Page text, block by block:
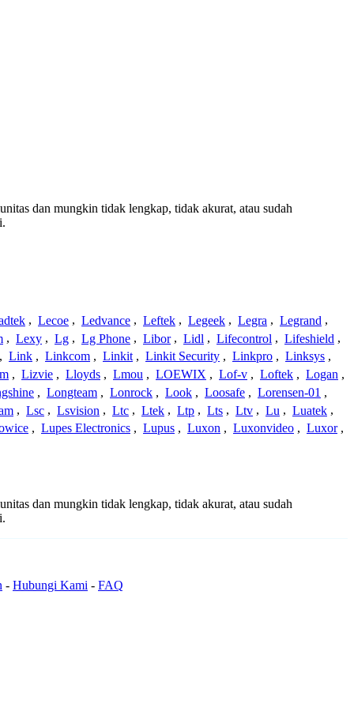
dan mungkin tidak lengkap, tidak akurat, atau sudah
, Lecoe , Ledvance , Leftek , Legeek , Legra , Legrand ,
, Lexy , Lg , Lg Phone , Libor , Lidl , Lifecontrol , Lifeshield ,
, Link , Linkcom , Linkit , Linkit Security , Linkpro , Linksys ,
, Lizvie , Lloyds , Lmou , LOEWIX , Lof-v , Loftek , Logan ,
, Longteam , Lonrock , Look , Loosafe , Lorensen-01 ,
, Lsc , Lsvision , Ltc , Ltek , Ltp , Lts , Ltv , Lu , Luatek ,
, Lupes Electronics , Lupus , Luxon , Luxonvideo , Luxor ,
dan mungkin tidak lengkap, tidak akurat, atau sudah
- Hubungi Kami - FAQ